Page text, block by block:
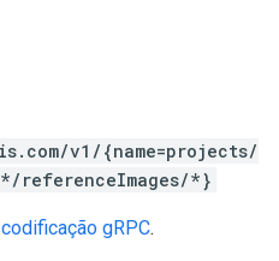
v1/{name=projects/
*}
gRPC.